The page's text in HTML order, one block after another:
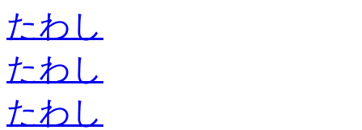
たわし
たわし
たわし